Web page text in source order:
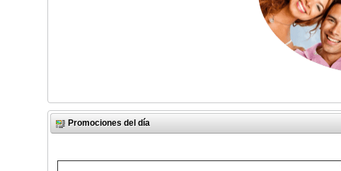
Promociones del día